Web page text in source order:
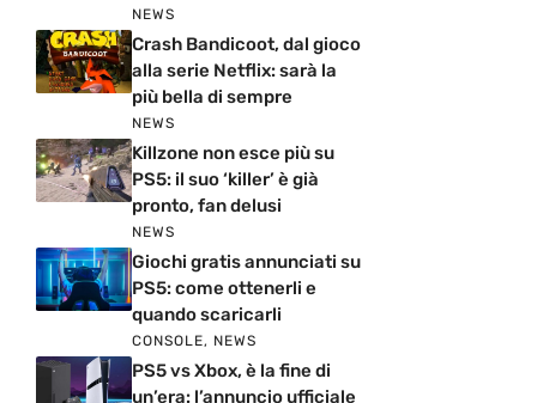
NEWS
Crash Bandicoot, dal gioco
alla serie Netflix: sarà la
più bella di sempre
NEWS
Killzone non esce più su
PS5: il suo ‘killer’ è già
pronto, fan delusi
NEWS
Giochi gratis annunciati su
PS5: come ottenerli e
quando scaricarli
CONSOLE, NEWS
PS5 vs Xbox, è la fine di
un’era: l’annuncio ufficiale